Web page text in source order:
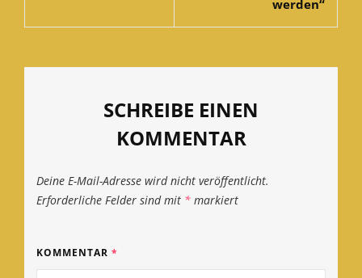
werden“
SCHREIBE EINEN
KOMMENTAR
Deine E-Mail-Adresse wird nicht veröffentlicht.
Erforderliche Felder sind mit * markiert
KOMMENTAR *